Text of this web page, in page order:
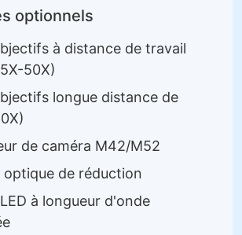
optionnels
à distance de travail
50X)
longue distance de
de caméra M42/M52
optique de réduction
à longueur d'onde